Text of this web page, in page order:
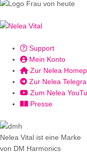
Support
Mein Konto
Zur Nelea
Zur Nelea
Zum Nelea
Presse
Nelea Vital ist eine Marke
von DM Harmonics